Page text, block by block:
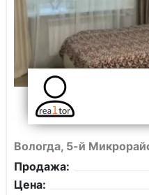
Вологда, 5-й
Продажа:
Цена: